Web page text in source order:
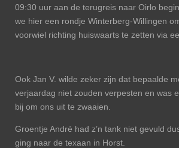
09:30 uur aan de terugreis naar Oirlo
we hier een rondje Winterberg-Willingen
voorwiel richting huiswaarts te zetten via
Ook Jan V. wilde zeker zijn dat bepaalde
verjaardag niet zouden verpesten en was
bij om ons uit te zwaaien.
Groentje André had z’n tank niet gevuld
ging naar de texaan in Horst.